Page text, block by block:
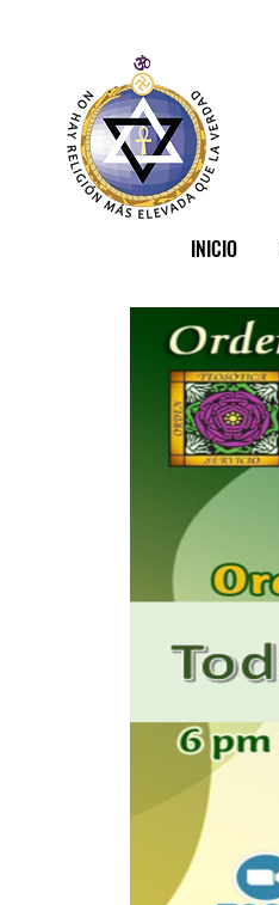
INICIO